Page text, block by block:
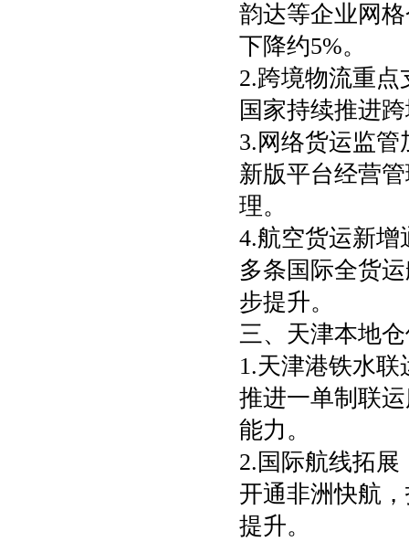
韵达等企业网
下降约5%。
2.跨境物流重点
国家持续推进
3.网络货运监管
新版平台经营
理。
4.航空货运新增
多条国际全货
步提升。
三、天津本地
1.天津港铁水联
推进一单制联
能力。
2.国际航线拓展
开通非洲快航
提升。